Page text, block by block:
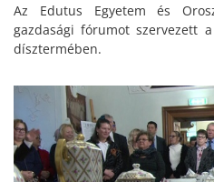
Az Edutus Egyetem és
gazdasági fórumot szervezett
dísztermében.